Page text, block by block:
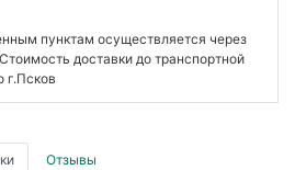
пунктам осуществляется через
доставки до транспортной
г.Псков
Отзывы